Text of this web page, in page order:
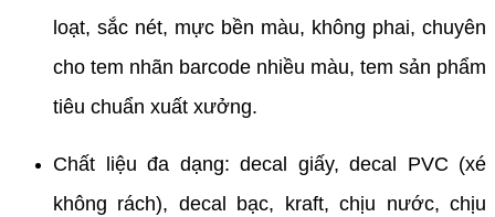
loạt, sắc nét, mực bền màu, không phai, chuyên
cho tem nhãn barcode nhiều màu, tem sản phẩm
tiêu chuẩn xuất xưởng.
Chất liệu đa dạng: decal giấy, decal PVC (xé
không rách), decal bạc, kraft, chịu nước, chịu